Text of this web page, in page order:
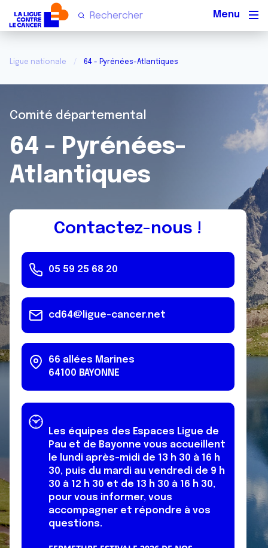
Ligue nationale 64 - Pyrénées-Atlantiques
Comité départemental
64 - Pyrénées-
Atlantiques
Contactez-nous !
05 59 25 68 20
cd64@ligue-cancer.net
66 allées Marines
64100 BAYONNE
Les équipes des Espaces Ligue de
Pau et de Bayonne vous accueillent
le lundi après-midi de 13 h 30 à 16 h
30, puis du mardi au vendredi de 9 h
30 à 12 h 30 et de 13 h 30 à 16 h 30,
pour vous informer, vous
accompagner et répondre à vos
questions.